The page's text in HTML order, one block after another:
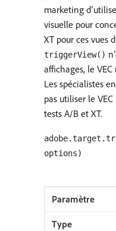
marketing
visuelle pour
XT pour ces vues
triggerView()
affichages, le
Les spécialistes
pas utiliser le
tests A/B et XT.
options)